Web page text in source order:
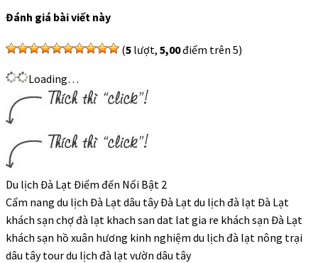
Đánh giá bài viết này
(5 lượt, 5,00điểm trên 5)
Loading…
Du lịch Đà Lạt Điểm đến Nổi Bật 2
Cẩm nang du lịch Đà Lạt dâu tây Đà Lạt du lịch đà lạt Đà Lạt
khách sạn chợ đà lạt khach san dat lat gia re khách sạn Đà Lạt
khách sạn hồ xuân hương kinh nghiệm du lịch đà lạt nông trại
dâu tây tour du lịch đà lạt vườn dâu tây